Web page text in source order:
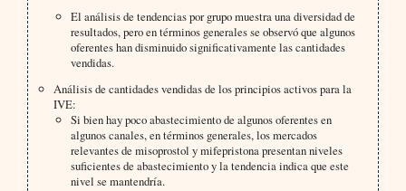
El análisis de tendencias por grupo muestra una diversidad de
resultados, pero en términos generales se observó que algunos
oferentes han disminuido significativamente las cantidades
vendidas.
Análisis de cantidades vendidas de los principios activos para la
IVE:
Si bien hay poco abastecimiento de algunos oferentes en
algunos canales, en términos generales, los mercados
relevantes de misoprostol y mifepristona presentan niveles
suficientes de abastecimiento y la tendencia indica que este
nivel se mantendría.